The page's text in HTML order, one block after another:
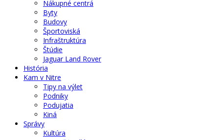
Nákupné centrá
Byty
Budovy
Športoviská
Infraštruktúra
Štúdie
Jaguar Land Rover
História
Kam v Nitre
Tipy na výlet
Podniky
Podujatia
Kiná
Správy
Kultúra